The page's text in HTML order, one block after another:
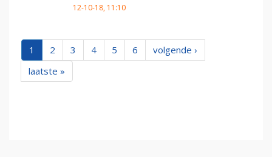
12-10-18, 11:10
1 2 3 4 5 6
volgende ›
laatste »